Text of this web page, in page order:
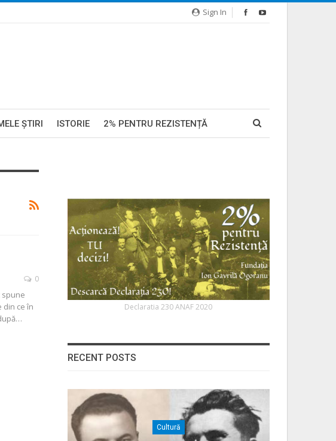
Sign In
ŞTIRI ISTORIE 2% PENTRU REZISTENȚĂ
0
spune
ce în
Declaratia 230 ANAF 2020
RECENT POSTS
Cultură